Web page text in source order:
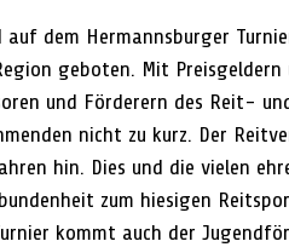
dem Hermannsburger
geboten. Mit Preisgeldern
und Förderern des Reit-
nicht zu kurz. Der
hin. Dies und die vielen
zum hiesigen
kommt auch der